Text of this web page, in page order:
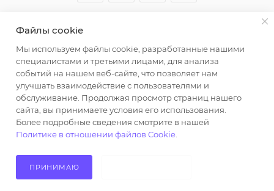
2026 © ООО "Вайт Текстиль групп"
Любая информация на сайте носит справочный
характер и не является публичной офертой
определяемой положениями пункта 2 статьи 437
Гражданского кодекса Российской Федерации.
Использование любых материалов, опубликованных
на https://opt-milena.ru, допустимо только при
наличии письменного разрешения редакции и
активной ссылки на https://opt-milena.ru
Файлы cookie
Мы используем файлы cookie, разработанные нашими
специалистами и третьими лицами, для анализа
событий на нашем веб-сайте, что позволяет нам
улучшать взаимодействие с пользователями и
обслуживание. Продолжая просмотр страниц нашего
сайта, вы принимаете условия его использования.
Более подробные сведения смотрите в нашей
Политике в отношении файлов Cookie
ПРИНИМАЮ